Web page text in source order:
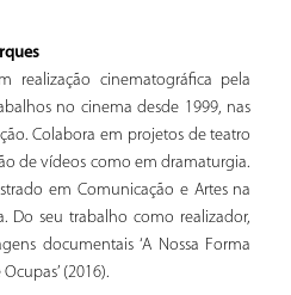
realização cinematográfica pela
no cinema desde 1999, nas
Colabora em projetos de teatro
de vídeos como em dramaturgia.
em Comunicação e Artes na
Do seu trabalho como realizador,
documentais ‘A Nossa Forma
(2016).